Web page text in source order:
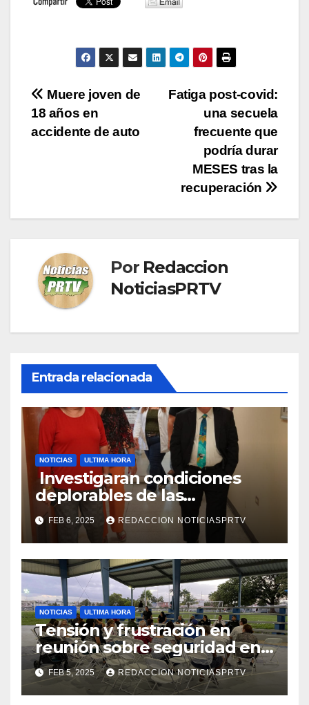
Navegación
de
Fatiga post-covid:
una secuela
frecuente que
podría durar
MESES tras la
recuperación
Muere joven de
18 años en
accidente de auto
Por Redaccion
NoticiasPRTV
Entrada relacionada
NOTICIAS ULTIMA HORA
Investigaran condiciones
deplorables de las
facilidades el Departamento
de la Salud en Mayagüez
FEB 6, 2025 REDACCION NOTICIASPRTV
NOTICIAS ULTIMA HORA
Tensión y frustración en
reunión sobre seguridad en
Reparto Metropolitano
FEB 5, 2025 REDACCION NOTICIASPRTV